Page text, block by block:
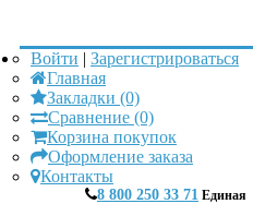
Войти | Зарегистрироваться
Главная
Закладки (0)
Сравнение (0)
Корзина покупок
Оформление заказа
Контакты
8 800 250 33 71 Единая